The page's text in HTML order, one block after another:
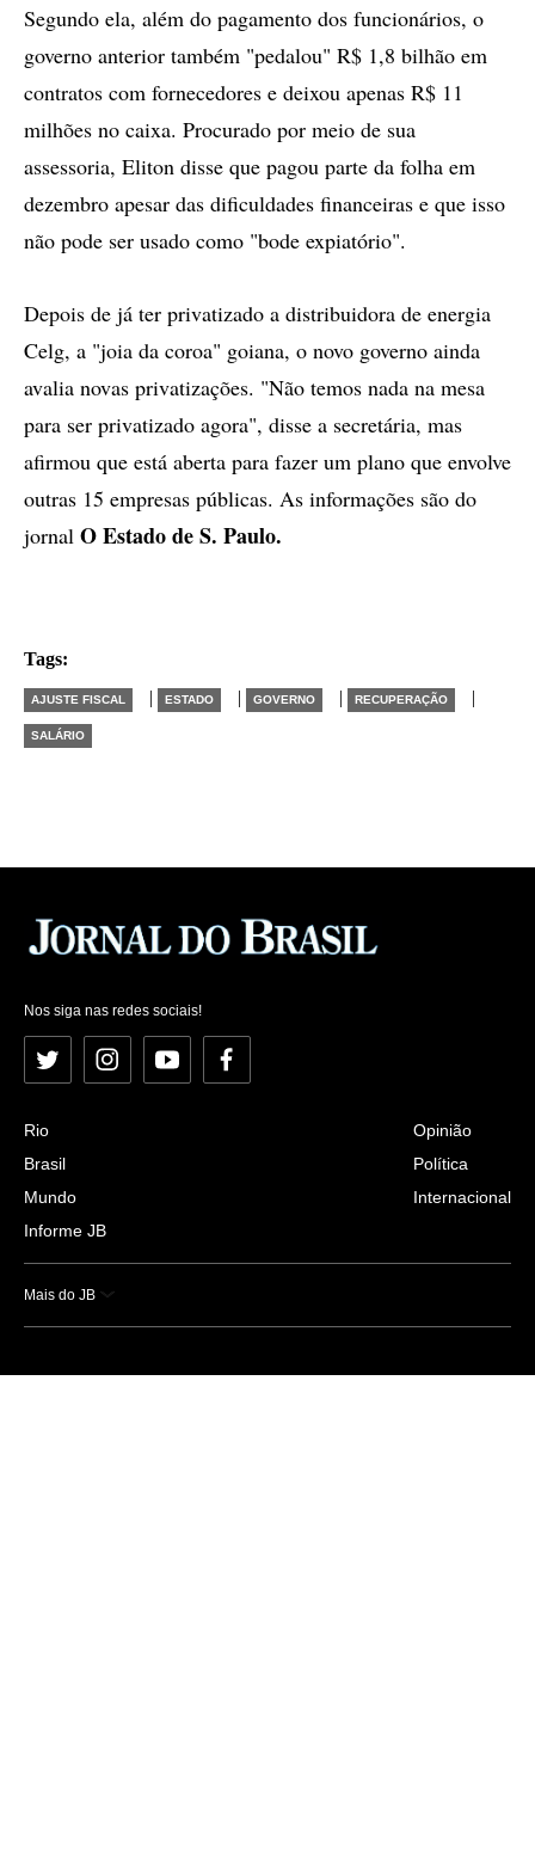
Segundo ela, além do pagamento dos funcionários, o
governo anterior também "pedalou" R$ 1,8 bilhão em
contratos com fornecedores e deixou apenas R$ 11
milhões no caixa. Procurado por meio de sua
assessoria, Eliton disse que pagou parte da folha em
dezembro apesar das dificuldades financeiras e que isso
não pode ser usado como "bode expiatório".
Depois de já ter privatizado a distribuidora de energia
Celg, a "joia da coroa" goiana, o novo governo ainda
avalia novas privatizações. "Não temos nada na mesa
para ser privatizado agora", disse a secretária, mas
afirmou que está aberta para fazer um plano que envolve
outras 15 empresas públicas. As informações são do
jornal O Estado de S. Paulo.
Tags:
AJUSTE FISCAL | ESTADO | GOVERNO | RECUPERAÇÃO |
SALÁRIO
Nos siga nas redes sociais!
Twitter InstagramYouTubeFacebook
Rio
Brasil
Mundo
Informe JB
Opinião
Política
Internacional
Mais do JB
Esportes